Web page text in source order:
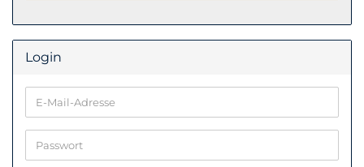
Login
E-
Mail-
Adresse
Passwort